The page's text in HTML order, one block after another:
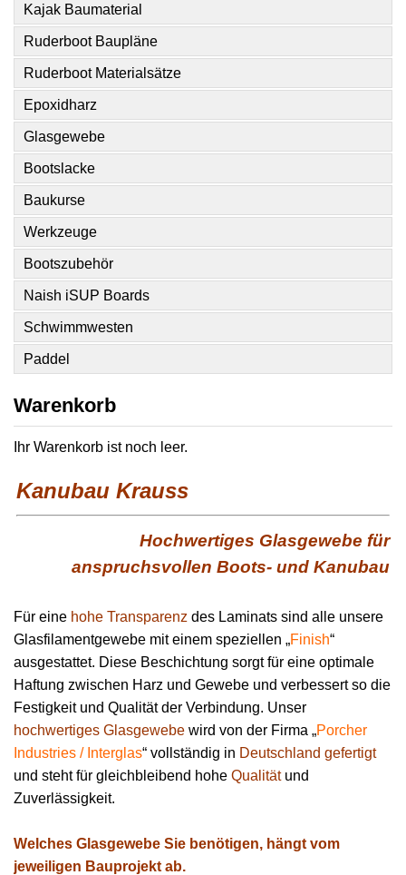
Kajak Baumaterial
Ruderboot Baupläne
Ruderboot Materialsätze
Epoxidharz
Glasgewebe
Bootslacke
Baukurse
Werkzeuge
Bootszubehör
Naish iSUP Boards
Schwimmwesten
Paddel
Warenkorb
Ihr Warenkorb ist noch leer.
Kanubau Krauss
Hochwertiges Glasgewebe für
anspruchsvollen Boots- und Kanubau
Für eine hohe Transparenz des Laminats sind alle unsere
Glasfilamentgewebe mit einem speziellen „Finish“
ausgestattet. Diese Beschichtung sorgt für eine optimale
Haftung zwischen Harz und Gewebe und verbessert so die
Festigkeit und Qualität der Verbindung. Unser
hochwertiges Glasgewebe wird von der Firma „Porcher
Industries / Interglas“ vollständig in Deutschland gefertigt
und steht für gleichbleibend hohe Qualitätund
Zuverlässigkeit.
Welches Glasgewebe Sie benötigen, hängt vom
jeweiligen Bauprojekt ab.